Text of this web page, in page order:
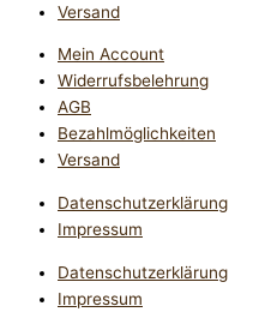
Versand
Mein Account
Widerrufsbelehrung
AGB
Bezahlmöglichkeiten
Versand
Datenschutzerklärung
Impressum
Datenschutzerklärung
Impressum